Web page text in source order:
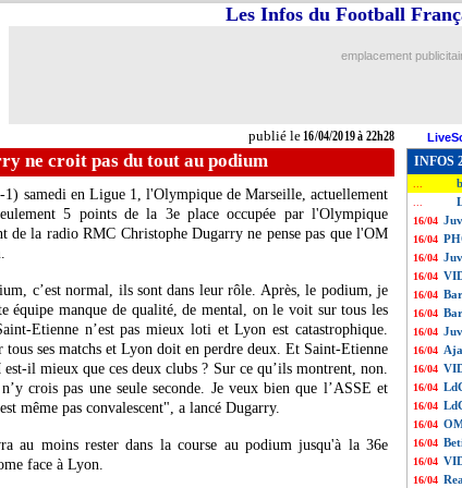
publié le16/04/2019 à 22h28
Les Infos du Football
emplacement
ne croit pas du tout au podium
1) samedi en Ligue 1, l'Olympique de Marseille, actuellement
5 points de la 3e place occupée par l'Olympique
de la radio RMC Christophe Dugarry ne pense pas que l'OM
c’est normal, ils sont dans leur rôle. Après, le podium, je
équipe manque de qualité, de mental, on le voit sur tous les
Etienne n’est pas mieux loti et Lyon est catastrophique.
ses matchs et Lyon doit en perdre deux. Et Saint-Etienne
il mieux que ces deux clubs ? Sur ce qu’ils montrent, non.
crois pas une seule seconde. Je veux bien que l’ASSE et
même pas convalescent", a lancé Dugarry.
au moins rester dans la course au podium jusqu'à la 36e
face à Lyon.
INFOS
16/04
16/04
16/04
16/04
16/04
16/04
16/04
16/04
16/04
16/04
16/04
16/04
16/04
16/04
16/04